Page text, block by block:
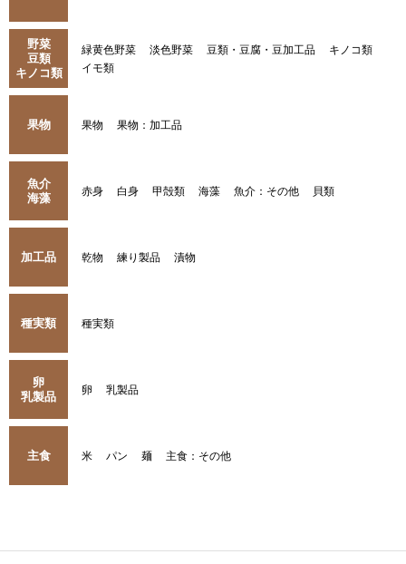
野菜
豆類
キノコ類
緑黄色野菜 淡色野菜 豆類・豆腐・豆加工品
キノコ類
イモ類
果物 果物 果物：加工品
魚介
海藻
赤身 白身 甲殻類 海藻 魚介：その他 貝類
加工品 乾物 練り製品 漬物
種実類 種実類
卵
乳製品
卵 乳製品
主食 米 パン 麺 主食：その他